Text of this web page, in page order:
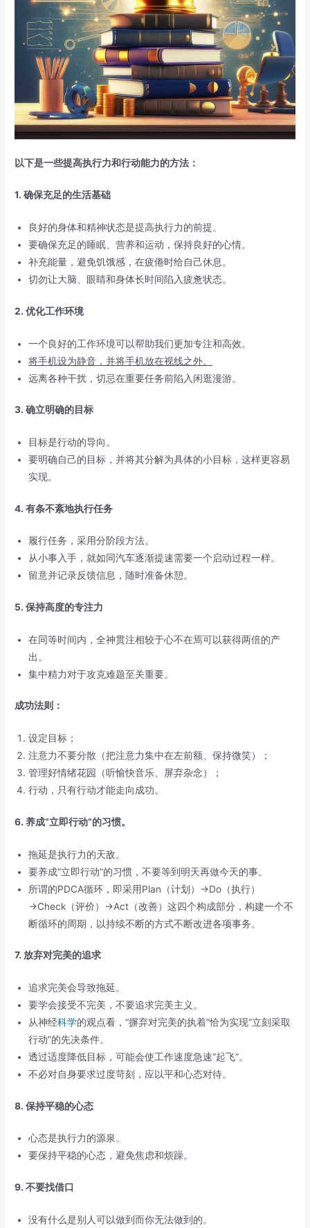
以下是一些提高执行力和行动能力的方法：
1. 确保充足的生活基础
良好的身体和精神状态是提高执行力的前提。
要确保充足的睡眠、营养和运动，保持良好的心情。
补充能量，避免饥饿感，在疲倦时给自己休息。
切勿让大脑、眼睛和身体长时间陷入疲惫状态。
2. 优化工作环境
一个良好的工作环境可以帮助我们更加专注和高效。
将手机设为静音，并将手机放在视线之外。
远离各种干扰，切忌在重要任务前陷入 闲逛漫游。
3. 确立明确的目标
目标是行动的导向。
要明确自己的目标，并将其分解为具体的小目标，这样更容易
实现。
4. 有条不紊地执行任务
履行任务，采用分阶段方法。
从小事入手，就如同汽车逐渐提速需要一个启动过程一样。
留意并记录反馈信息，随时准备休憩。
5. 保持高度的专注力
在同等时间内，全神贯注相较于心不在焉可以获得两倍的产
出。
集中精力对于攻克难题至关重要。
成功法则：
设定目标；
注意力不要分散（把注意力集中在左前额、保持微笑）；
管理好情绪花园（听愉快音乐、屏弃杂念）；
行动，只有行动才能走向成功。
6. 养成“立即行动”的习惯。
拖延是执行力的天敌。
要养成“立即行动”的习惯，不要等到明天再做今天的事。
所谓的PDCA循环，即采用Plan（计划）→Do（执行）
→Check（评价）→Act（改善）这四个构成部分，构建一个不
断循环的周期，以持续不断的方式不断改进各项事务。
7. 放弃对完美的追求
追求完美会导致拖延。
要学会接受不完美，不要追求完美主义。
从神经科学的观点看，“摒弃对完美的执着”恰为实现“立刻采取
行动”的先决条件。
透过适度降低目标，可能会使工作速度急速“起飞”。
不必对自身要求过度苛刻，应以平和心态对待。
8. 保持平稳的心态
心态是执行力的源泉。
要保持平稳的心态，避免焦虑和烦躁。
9. 不要找借口
没有什么是别人可以做到而你无法做到的。